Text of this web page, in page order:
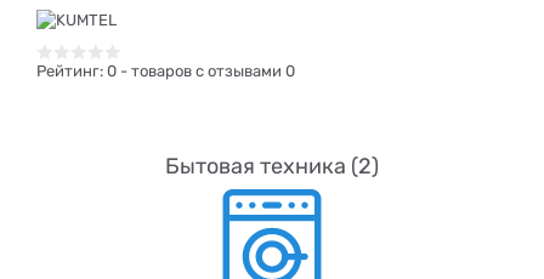
Рейтинг: 0 - товаров с отзывами 0
Бытовая техника (2)